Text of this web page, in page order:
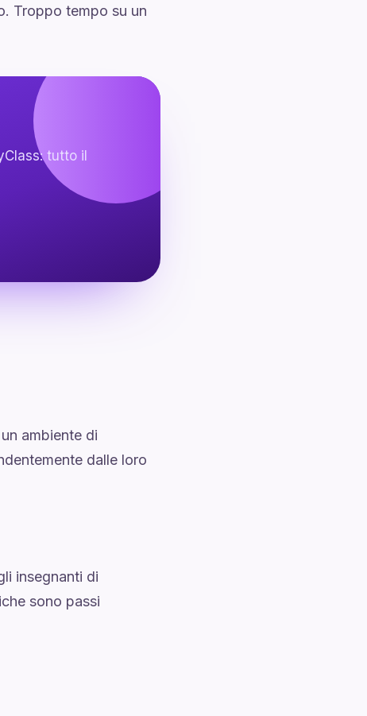
Troppo tempo su un
tutto il
ambiente di
dalle loro
insegnanti di
sono passi